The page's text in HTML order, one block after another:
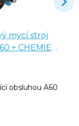
mycí stroj
+ CHEMIE
obsluhou A60